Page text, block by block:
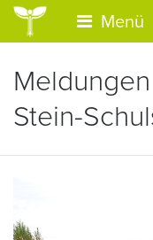
Menü
Stein-